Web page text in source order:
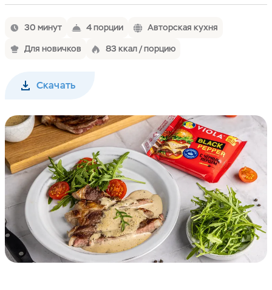
30 минут 4 порции
Авторская кухня
Для новичков
83 ккал / порцию
Скачать